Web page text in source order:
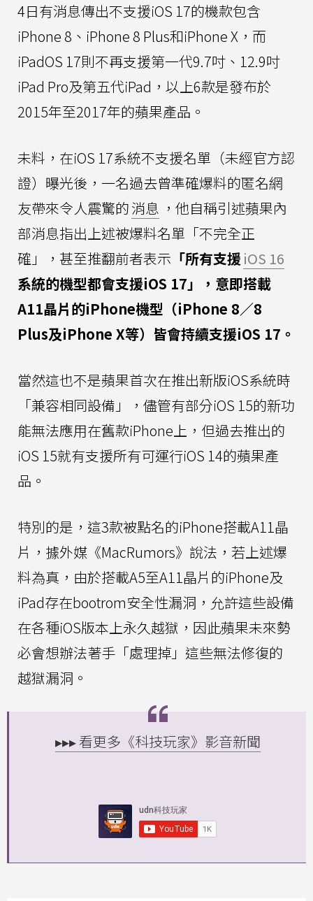
4日有消息傳出不支援iOS 17的機款包含
iPhone 8、iPhone 8 Plus和iPhone X，而
iPadOS 17則不再支援第一代9.7吋、12.9吋
iPad Pro及第五代iPad，以上6款是發布於
2015年至2017年的蘋果產品。
未料，在iOS 17系統不支援名單（未經官方認
證）曝光後，一名過去曾準確爆料的匿名網
友帶來令人震驚的消息 ，他自稱引述蘋果內
部消息指出上述被爆料名單「不完全正
確」，甚至推翻前者表示 「所有支援 iOS 16
系統的機型都會支援iOS 17」，意即搭載
A11晶片的iPhone機型（iPhone 8／8
Plus及iPhone X等）皆會持續支援iOS 17。
當然這也不是蘋果首次在推出新版iOS系統時
「兼容相同設備」，儘管有部分iOS 15的新功
能無法應用在舊款iPhone上，但過去推出的
iOS 15就有支援所有可運行iOS 14的蘋果產
品。
特別的是，這3款被點名的iPhone搭載A11晶
片，據外媒《MacRumors》說法，若上述爆
料為真，由於搭載A5至A11晶片的iPhone及
iPad存在bootrom安全性漏洞，允許這些設備
在各種iOS版本上永久越獄，因此蘋果未來勢
必會想辦法著手「處理掉」這些無法修復的
越獄漏洞。
▸▸▸ 看更多《科技玩家》影音新聞